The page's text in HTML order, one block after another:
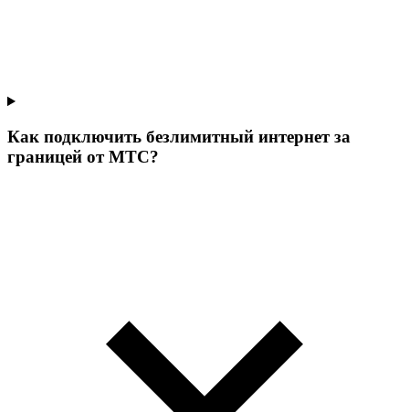
Как подключить безлимитный интернет за
границей от МТС?